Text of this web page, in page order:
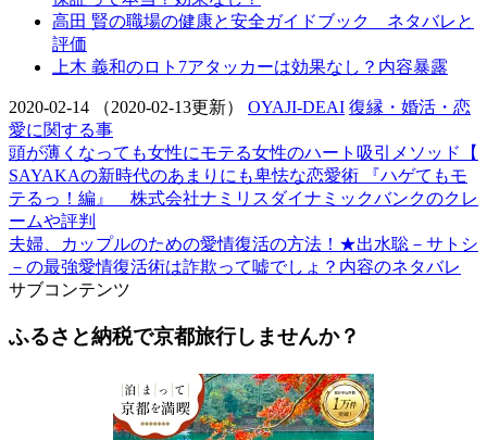
高田 賢の職場の健康と安全ガイドブック ネタバレと
評価
上木 義和のロト7アタッカーは効果なし？内容暴露
2020-02-14 （2020-02-13更新） OYAJI-DEAI 復縁・婚活・恋
愛に関する事
頭が薄くなっても女性にモテる女性のハート吸引メソッド【
SAYAKAの新時代のあまりにも卑怯な恋愛術 『ハゲてもモ
テるっ！編』 株式会社ナミリスダイナミックバンクのクレ
ームや評判
夫婦、カップルのための愛情復活の方法！★出水聡－サトシ
－の最強愛情復活術は詐欺って嘘でしょ？内容のネタバレ
サブコンテンツ
ふるさと納税で京都旅行しませんか？